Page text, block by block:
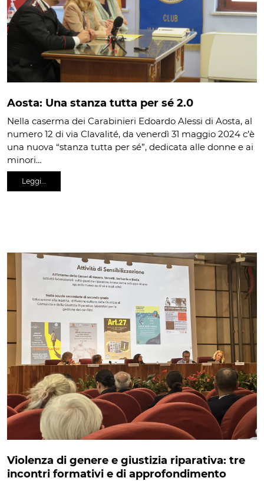
Aosta: Una stanza tutta per sé 2.0
Nella caserma dei Carabinieri Edoardo Alessi di Aosta, al
numero 12 di via Clavalité, da venerdì 31 maggio 2024 c’è
una nuova “stanza tutta per sé”, dedicata alle donne e ai
minori…
Leggi…
Violenza di genere e giustizia riparativa: tre
incontri formativi e di approfondimento